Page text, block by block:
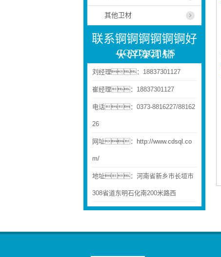
其他卫材
联系锕锕锕锕锕锕好
大好深视频
CONTACT US
刘经理：18837301127
崔经理：18837301127
电话：0373-8816227/88162
26
网址： http://www.cdsql.co
m/
地址：河南省新乡市长垣市
308省道东明石化南200米路西